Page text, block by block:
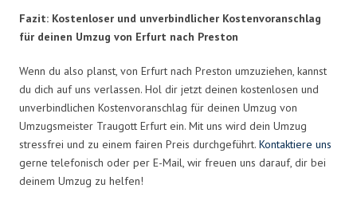
Fazit: Kostenloser und unverbindlicher Kostenvoranschlag
für deinen Umzug von Erfurt nach Preston
Wenn du also planst, von Erfurt nach Preston umzuziehen, kannst
du dich auf uns verlassen. Hol dir jetzt deinen kostenlosen und
unverbindlichen Kostenvoranschlag für deinen Umzug von
Umzugsmeister Traugott Erfurt ein. Mit uns wird dein Umzug
stressfrei und zu einem fairen Preis durchgeführt. Kontaktiere uns
gerne telefonisch oder per E-Mail, wir freuen uns darauf, dir bei
deinem Umzug zu helfen!